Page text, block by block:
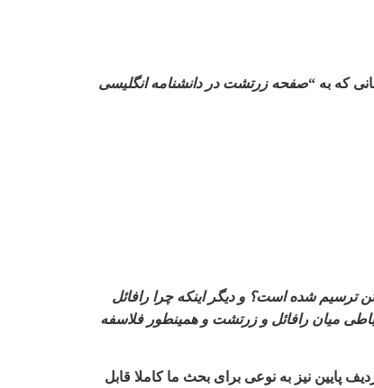
که به “صفحه زرتشت در دانشنامه انگلیسی
ترسیم شده است؟ و دیگر اینکه چرا رافائل
میان رافائل و زرتشت و همینطور فلاسفه
پایین نیز به نوعی برای بحث ما کاملا قابل